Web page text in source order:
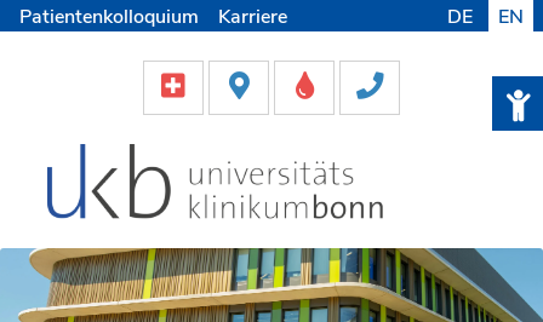
Patientenkolloquium Karriere DE EN